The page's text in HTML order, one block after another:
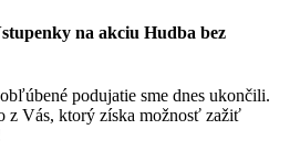
na akciu Hudba bez
podujatie sme dnes ukončili.
z Vás, ktorý získa možnosť zažiť